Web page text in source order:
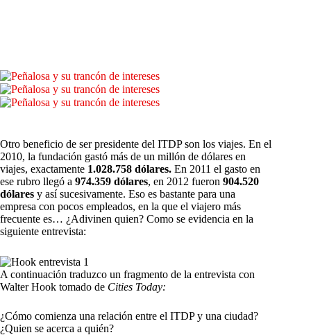
Otro beneficio de ser presidente del ITDP son los viajes. En el
2010, la fundación gastó más de un millón de dólares en
viajes, exactamente 1.028.758 dólares. En 2011 el gasto en
ese rubro llegó a 974.359 dólares, en 2012 fueron 904.520
dólares y así sucesivamente. Eso es bastante para una
empresa con pocos empleados, en la que el viajero más
frecuente es… ¿Adivinen quien? Como se evidencia en la
siguiente entrevista:
A continuación traduzco un fragmento de la entrevista con
Walter Hook tomado de Cities Today:
¿Cómo comienza una relación entre el ITDP y una ciudad?
¿Quien se acerca a quién?